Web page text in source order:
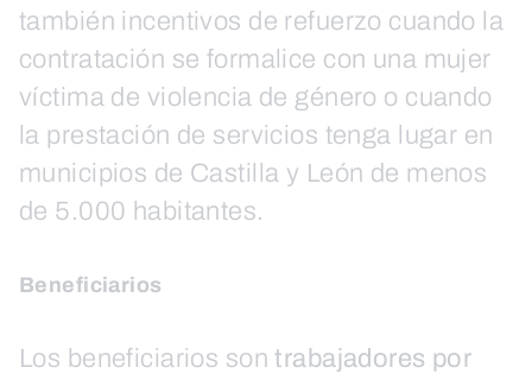
también incentivos de refuerzo cuando la
contratación se formalice con una mujer
víctima de violencia de género o cuando
la prestación de servicios tenga lugar en
municipios de Castilla y León de menos
de 5.000 habitantes.
Beneficiarios
Los beneficiarios sontrabajadores por